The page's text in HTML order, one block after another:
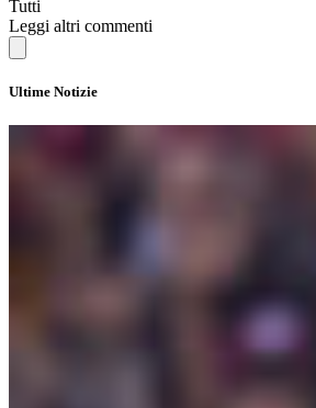
Tutti
Leggi altri commenti
Ultime Notizie